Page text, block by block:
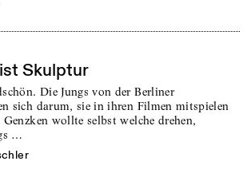
Skulptur
Die Jungs von der Berliner
sich darum, sie in ihren Filmen mitspielen
wollte selbst welche drehen,
…